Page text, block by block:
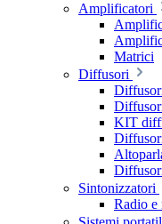
Amplificatori
Matrici
Diffusori
KIT
Sintonizzatori
Radio e